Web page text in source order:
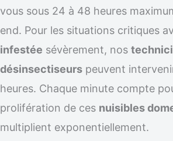
vous sous 24 à 48 heures
end. Pour les situations critiques
infestée sévèrement, nos
désinsectiseurs peuvent
heures. Chaque minute compte
prolifération de ces nuisibles
multiplient exponentiellement.